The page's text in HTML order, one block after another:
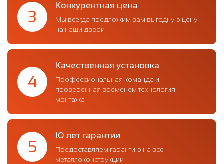
3
Конкурентная цена
Мы всегда предложим вам выгодную цену
на наши двери
4
Качественная установка
Профессиональная команда и
проверенная временем технология
монтажа
5
10 лет гарантии
Предоставляем гарантию на все
металлоконструкции